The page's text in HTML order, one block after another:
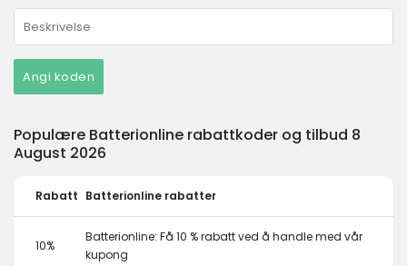
Angi koden
Populære Batterionline rabattkoder og tilbud 8
August 2026
Rabatt Batterionline rabatter
10%
Batterionline: Få 10 % rabatt ved å handle med vår
kupong